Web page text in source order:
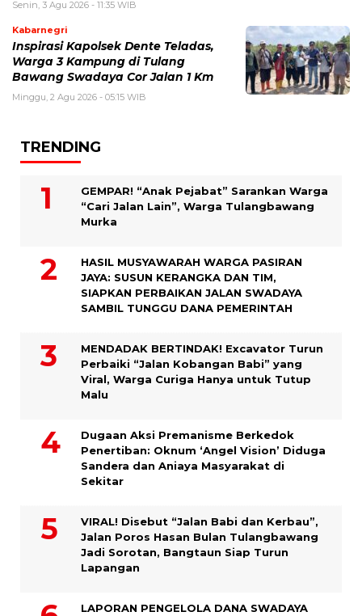
Senin, 3 Agu 2026 - 11:35 WIB
Kabarnegri
Inspirasi Kapolsek Dente Teladas,
Warga 3 Kampung di Tulang
Bawang Swadaya Cor Jalan 1 Km
Minggu, 2 Agu 2026 - 05:15 WIB
TRENDING
GEMPAR! “Anak Pejabat” Sarankan Warga
“Cari Jalan Lain”, Warga Tulangbawang
Murka
HASIL MUSYAWARAH WARGA PASIRAN
JAYA: SUSUN KERANGKA DAN TIM,
SIAPKAN PERBAIKAN JALAN SWADAYA
SAMBIL TUNGGU DANA PEMERINTAH
MENDADAK BERTINDAK! Excavator Turun
Perbaiki “Jalan Kobangan Babi” yang
Viral, Warga Curiga Hanya untuk Tutup
Malu
Dugaan Aksi Premanisme Berkedok
Penertiban: Oknum ‘Angel Vision’ Diduga
Sandera dan Aniaya Masyarakat di
Sekitar
VIRAL! Disebut “Jalan Babi dan Kerbau”,
Jalan Poros Hasan Bulan Tulangbawang
Jadi Sorotan, Bangtaun Siap Turun
Lapangan
LAPORAN PENGELOLA DANA SWADAYA